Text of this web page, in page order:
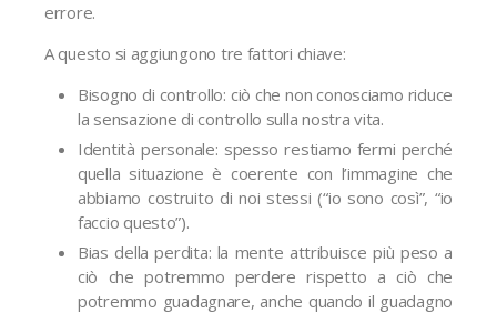
errore.
A questo si aggiungono tre fattori chiave:
Bisogno di controllo: ciò che non conosciamo riduce
la sensazione di controllo sulla nostra vita.
Identità personale: spesso restiamo fermi perché
quella situazione è coerente con l’immagine che
abbiamo costruito di noi stessi (“io sono così”, “io
faccio questo”).
Bias della perdita: la mente attribuisce più peso a
ciò che potremmo perdere rispetto a ciò che
potremmo guadagnare, anche quando il guadagno